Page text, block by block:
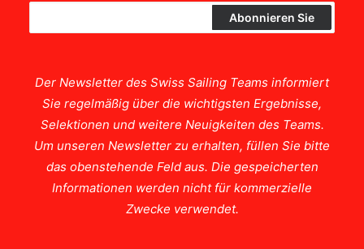
Der Newsletter des Swiss Sailing Teams informiert
Sie regelmäßig über die wichtigsten Ergebnisse,
Selektionen und weitere Neuigkeiten des Teams.
Um unseren Newsletter zu erhalten, füllen Sie bitte
das obenstehende Feld aus. Die gespeicherten
Informationen werden nicht für kommerzielle
Zwecke verwendet.